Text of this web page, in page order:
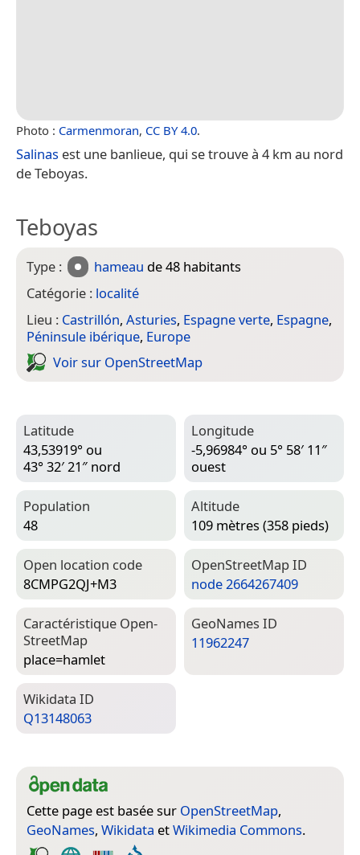
Photo : Carmenmoran, CC BY 4.0.
Salinas est une banlieue, qui se trouve à 4 km au nord
de Teboyas.
Teboyas
Type : hameau de 48 habitants
Catégorie : localité
Lieu : Castrillón, Asturies, Espagne verte, Espagne,
Péninsule ibérique, Europe
Voir sur Open­Street­Map
Latitude
43,53919° ou
43° 32′ 21″ nord
Longitude
-5,96984° ou 5° 58′ 11″
ouest
Population
48
Altitude
109 mètres (358 pieds)
Open location code
8CMPG2QJ+M3
Open­Street­Map ID
node 2664267409
Caractéristique Open­
Street­Map
place=­hamlet
Geo­Names ID
11962247
Wiki­data ID
Q13148063
Cette page est basée sur OpenStreetMap,
GeoNames, Wikidata etWikimedia Commons.